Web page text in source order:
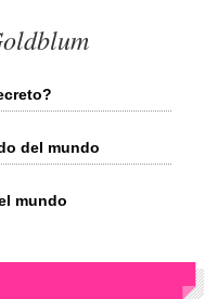
del mundo
mundo